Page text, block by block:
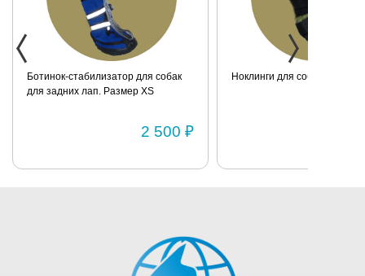
светоотражающей
полосой. Плащ
складывается в
удобную
маленькую
сетчатого
материала. 100%
Ботинок-стабилизатор для собак
для задних лап. Размер XS
2 500 ₽
Ноклинги для собаки. Размер XXS